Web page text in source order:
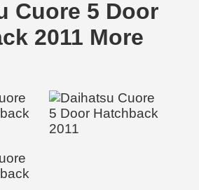
Cuore 5 Door
2011 More